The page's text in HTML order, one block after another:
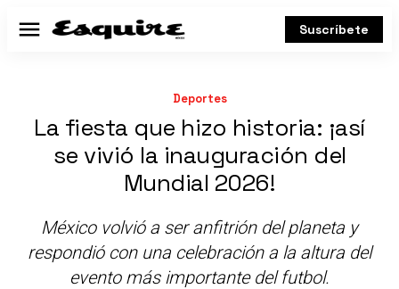
Menú Suscríbete
Deportes
La fiesta que hizo historia: ¡así
se vivió la inauguración del
Mundial 2026!
México volvió a ser anfitrión del planeta y
respondió con una celebración a la altura del
evento más importante del futbol.